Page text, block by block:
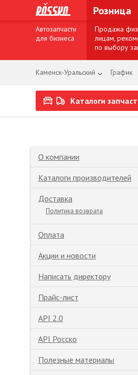
Розница
Автозапчасти
для бизнеса
Продажа
лицам,
по выбору
Каменск-Уральский График
Каталоги
О компании
Каталоги производителей
Доставка
Политика возврата
Оплата
Акции и новости
Написать директору
Прайс-лист
API 2.0
API Росско
Полезные материалы